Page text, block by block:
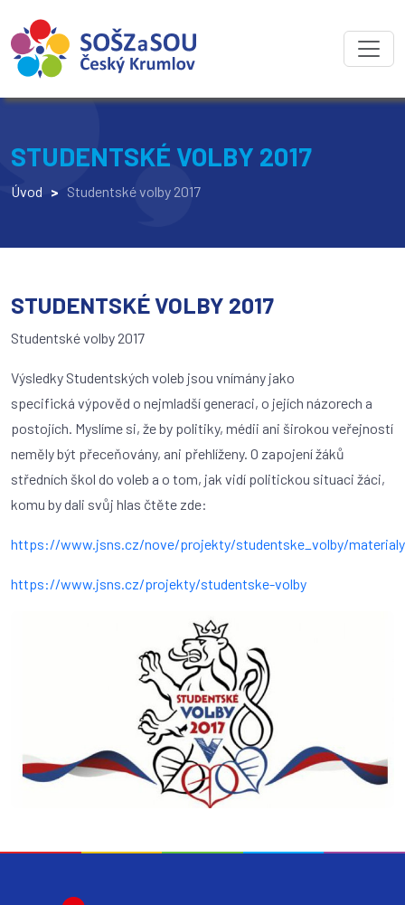
STUDENTSKÉ VOLBY 2017
Úvod > Studentské volby 2017
STUDENTSKÉ VOLBY 2017
Studentské volby 2017
Výsledky Studentských voleb jsou vnímány jako
specifická výpověd o nejmladší generaci, o jejích názorech a
postojích. Myslíme si, že by politiky, médii ani širokou veřejností
neměly být přeceňovány, ani přehlíženy. O zapojení žáků
středních škol do voleb a o tom, jak vidí politickou situaci žáci,
komu by dali svůj hlas čtěte zde:
https://www.jsns.cz/nove/projekty/studentske_volby/
https://www.jsns.cz/projekty/studentske-volby